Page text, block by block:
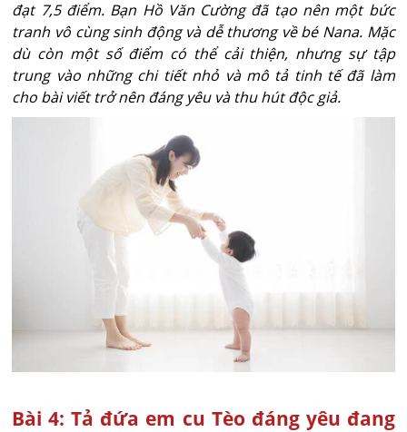
đạt 7,5 điểm. Bạn Hồ Văn Cường đã tạo nên một bức
tranh vô cùng sinh động và dễ thương về bé Nana. Mặc
dù còn một số điểm có thể cải thiện, nhưng sự tập
trung vào những chi tiết nhỏ và mô tả tinh tế đã làm
cho bài viết trở nên đáng yêu và thu hút độc giả.
Bài 4: Tả đứa em cu Tèo đáng yêu đang